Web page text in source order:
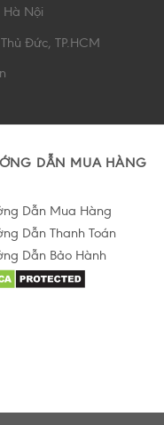
Hà Nội
Đức, TP.HCM
DẪN MUA HÀNG
Dẫn Mua Hàng
Dẫn Thanh Toán
Dẫn Bảo Hành